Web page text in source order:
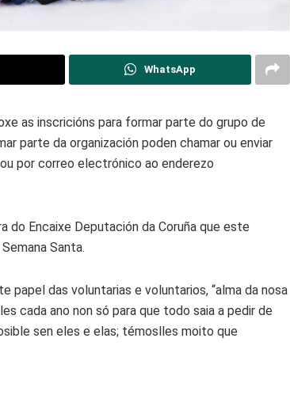
WhatsApp
as inscricións para formar parte do grupo de
parte da organización poden chamar ou enviar
por correo electrónico ao enderezo
do Encaixe Deputación da Coruña que este
Santa.
papel das voluntarias e voluntarios, “alma da nosa
cada ano non só para que todo saia a pedir de
sen eles e elas; témoslles moito que